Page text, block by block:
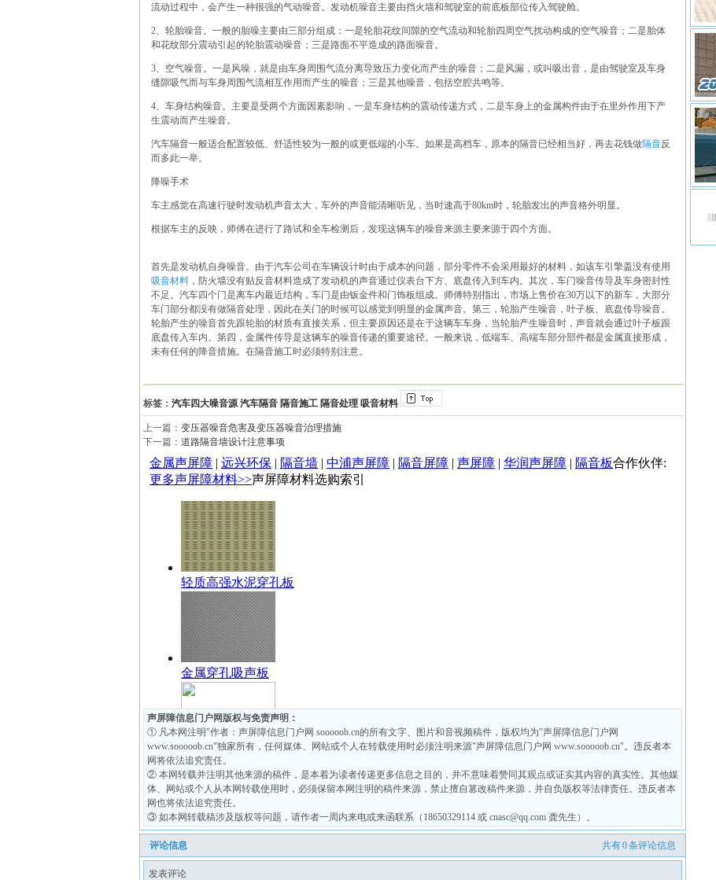
流动过程中，会产生一种很强的气动噪音。发动机噪音主要由挡火墙和驾驶室的前底板部位传入驾驶舱。
2、轮胎噪音。一般的胎噪主要由三部分组成：一是轮胎花纹间隙的空气流动和轮胎四周空气扰动构成的空气噪音；二是胎体
和花纹部分震动引起的轮胎震动噪音；三是路面不平造成的路面噪音。
3、空气噪音。一是风噪，就是由车身周围气流分离导致压力变化而产生的噪音；二是风漏，或叫吸出音，是由驾驶室及车身
缝隙吸气而与车身周围气流相互作用而产生的噪音；三是其他噪音，包括空腔共鸣等。
4、车身结构噪音。主要是受两个方面因素影响，一是车身结构的震动传递方式，二是车身上的金属构件由于在里外作用下产
生震动而产生噪音。
汽车隔音一般适合配置较低、舒适性较为一般的或更低端的小车。如果是高档车，原本的隔音已经相当好，再去花钱做隔音反
而多此一举。
降噪手术
车主感觉在高速行驶时发动机声音太大，车外的声音能清晰听见，当时速高于80km时，轮胎发出的声音格外明显。
根据车主的反映，师傅在进行了路试和全车检测后，发现这辆车的噪音来源主要来源于四个方面。
首先是发动机自身噪音。由于汽车公司在车辆设计时由于成本的问题，部分零件不会采用最好的材料，如该车引擎盖没有使用
吸音材料 ，防火墙没有贴反音材料造成了发动机的声音通过仪表台下方、底盘传入到车内。其次，车门噪音传导及车身密封性
不足。汽车四个门是离车内最近结构，车门是由钣金件和门饰板组成。师傅特别指出，市场上售价在30万以下的新车，大部分
车门部分都没有做隔音处理，因此在关门的时候可以感觉到明显的金属声音。第三，轮胎产生噪音，叶子板、底盘传导噪音。
轮胎产生的噪音首先跟轮胎的材质有直接关系，但主要原因还是在于这辆车车身，当轮胎产生噪音时，声音就会通过叶子板跟
底盘传入车内。第四，金属件传导是这辆车的噪音传递的重要途径。一般来说，低端车、高端车部分部件都是金属直接形成，
未有任何的降音措施。在隔音施工时必须特别注意。
标签： 汽车四大噪音源 汽车隔音 隔音施工 隔音处理 吸音材料
上一篇： 变压器噪音危害及变压器噪音治理措施
下一篇： 道路隔音墙设计注意事项
声屏障信息门户网版权与免责声明：
① 凡本网注明"作者：声屏障信息门户网 sooooob.cn的所有文字、图片和音视频稿件，版权均为"声屏障信息门户网
www.sooooob.cn"独家所有，任何媒体、网站或个人在转载使用时必须注明来源"声屏障信息门户网 www.sooooob.cn"。违反者本
网将依法追究责任。
② 本网转载并注明其他来源的稿件，是本着为读者传递更多信息之目的，并不意味着赞同其观点或证实其内容的真实性。其他媒
体、网站或个人从本网转载使用时，必须保留本网注明的稿件来源，禁止擅自篡改稿件来源，并自负版权等法律责任。违反者本
网也将依法追究责任。
③ 如本网转载稿涉及版权等问题，请作者一周内来电或来函联系（18650329114 或 cnasc@qq.com 龚先生）。
共有0条评论信息
评论信息
发表评论